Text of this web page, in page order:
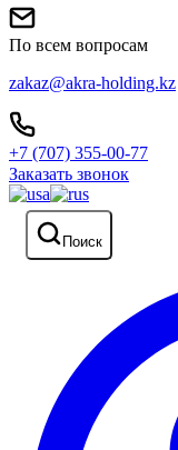
По всем вопросам
zakaz@akra-holding.kz
+7 (707) 355-00-77
Заказать звонок
Поиск